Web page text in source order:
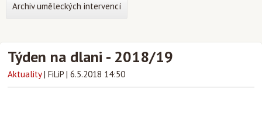
Týden na dlani - 2018/19
Aktuality | FiLiP | 6.5.2018 14:50
Archiv uměleckých intervencí